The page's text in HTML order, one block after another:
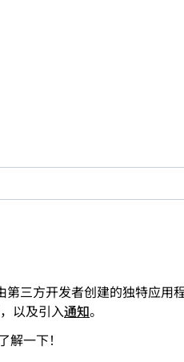
方开发者创建的独特应用
以及引入通知。
一下！